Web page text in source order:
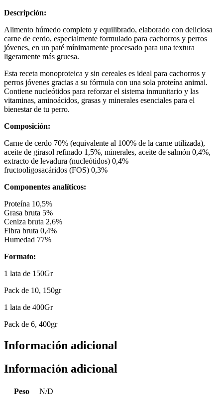
Descripción:
Alimento húmedo completo y equilibrado, elaborado con deliciosa
carne de cerdo, especialmente formulado para cachorros y perros
jóvenes, en un paté mínimamente procesado para una textura
ligeramente más gruesa.
Esta receta monoproteica y sin cereales es ideal para cachorros y
perros jóvenes gracias a su fórmula con una sola proteína animal.
Contiene nucleótidos para reforzar el sistema inmunitario y las
vitaminas, aminoácidos, grasas y minerales esenciales para el
bienestar de tu perro.
Composición:
Carne de cerdo 70% (equivalente al 100% de la carne utilizada),
aceite de girasol refinado 1,5%, minerales, aceite de salmón 0,4%,
extracto de levadura (nucleótidos) 0,4%
fructooligosacáridos (FOS) 0,3%
Componentes analíticos:
Proteína 10,5%
Grasa bruta 5%
Ceniza bruta 2,6%
Fibra bruta 0,4%
Humedad 77%
Formato:
1 lata de 150Gr
Pack de 10, 150gr
1 lata de 400Gr
Pack de 6, 400gr
Información adicional
Información adicional
Peso N/D